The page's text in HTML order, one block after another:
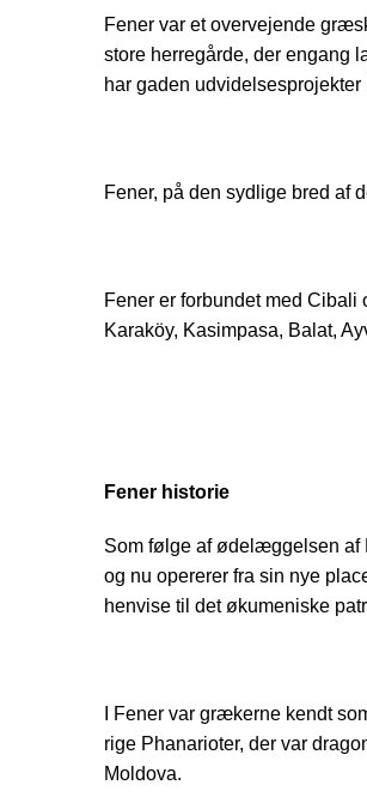
Fener var et overvejende
store herregårde, der engang
har gaden
Fener, på den sydlige bred af
Fener er forbundet med
Karaköy, Kasimpasa, Balat,
Fener historie
Som følge af ødelæggelsen af
og nu opererer fra sin nye
henvise til det økumeniske
I Fener var grækerne kendt
rige Phanarioter, der var
Moldova.